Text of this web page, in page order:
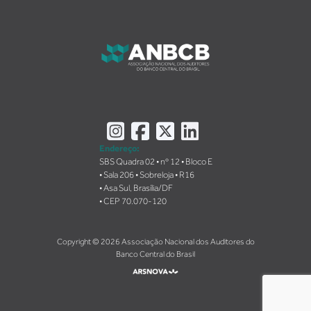
InstagramFacebook
X
Endereço:
SBS Quadra 02 • nº 12 • Bloco E
• Sala 206 • Sobreloja • R16
• Asa Sul, Brasília/DF
• CEP 70.070-120
Copyright © 2026 Associação Nacional dos Auditores do
Banco Central do Brasil